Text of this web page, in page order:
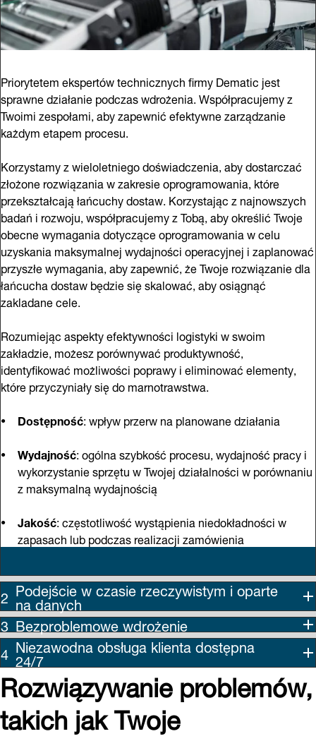
Priorytetem ekspertów technicznych firmy Dematic jest
sprawne działanie podczas wdrożenia. Współpracujemy z
Twoimi zespołami, aby zapewnić efektywne zarządzanie
każdym etapem procesu.
Korzystamy z wieloletniego doświadczenia, aby dostarczać
złożone rozwiązania w zakresie oprogramowania, które
przekształcają łańcuchy dostaw. Korzystając z najnowszych
badań i rozwoju, współpracujemy z Tobą, aby określić Twoje
obecne wymagania dotyczące oprogramowania w celu
uzyskania maksymalnej wydajności operacyjnej i zaplanować
przyszłe wymagania, aby zapewnić, że Twoje rozwiązanie dla
łańcucha dostaw będzie się skalować, aby osiągnąć
zakladane cele.
Rozumiejąc aspekty efektywności logistyki w swoim
zakładzie, możesz porównywać produktywność,
identyfikować możliwości poprawy i eliminować elementy,
które przyczyniały się do marnotrawstwa.
Dostępność: wpływ przerw na planowane działania
Wydajność: ogólna szybkość procesu, wydajność pracy i
wykorzystanie sprzętu w Twojej działalności w porównaniu
z maksymalną wydajnością
Jakość: częstotliwość wystąpienia niedokładności w
zapasach lub podczas realizacji zamówienia
Podejście w czasie rzeczywistym i oparte
na danych
Bezproblemowe wdrożenie
Niezawodna obsługa klienta dostępna
24/7
Rozwiązywanie problemów,
takich jak Twoje